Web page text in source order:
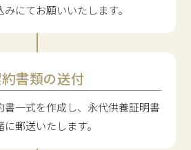
にてお願いいたします。
書類の送付
書一式を作成し、永代供養証明書
郵送いたします。